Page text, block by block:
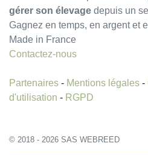
gérer son élevage depuis un
Gagnez en temps, en argent et
Made in France
Contactez-nous
Partenaires - Mentions légales -
d'utilisation - RGPD
© 2018 - 2026 SAS WEBREED